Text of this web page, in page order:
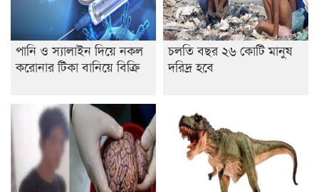
পানি ও স্যালাইন দিয়ে নকল
করোনার টিকা বানিয়ে বিক্রি
চলতি বছর ২৬ কোটি মানুষ
দরিদ্র হবে